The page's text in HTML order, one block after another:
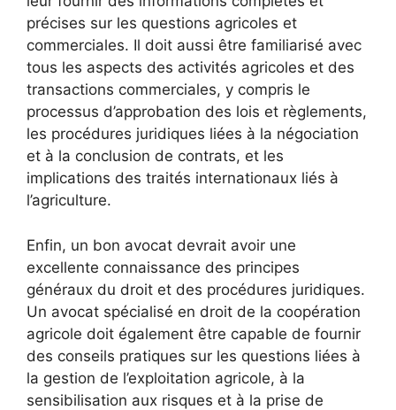
précises sur les questions agricoles et
commerciales. Il doit aussi être familiarisé avec
tous les aspects des activités agricoles et des
transactions commerciales, y compris le
processus d’approbation des lois et règlements,
les procédures juridiques liées à la négociation
et à la conclusion de contrats, et les
implications des traités internationaux liés à
l’agriculture.
Enfin, un bon avocat devrait avoir une
excellente connaissance des principes
généraux du droit et des procédures juridiques.
Un avocat spécialisé en droit de la coopération
agricole doit également être capable de fournir
des conseils pratiques sur les questions liées à
la gestion de l’exploitation agricole, à la
sensibilisation aux risques et à la prise de